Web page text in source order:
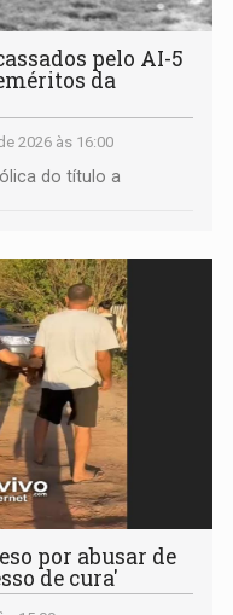
pelo AI-5
da
2026 às 16:00
do título a
por abusar de
de cura'